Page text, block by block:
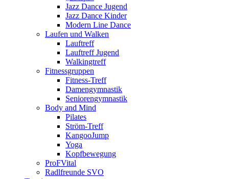
Jazz Dance Jugend
Jazz Dance Kinder
Modern Line Dance
Laufen und Walken
Lauftreff
Lauftreff Jugend
Walkingtreff
Fitnessgruppen
Fitness-Treff
Damengymnastik
Seniorengymnastik
Body and Mind
Pilates
Ström-Treff
KangooJump
Yoga
Kopfbewegung
ProFVital
Radlfreunde SVO